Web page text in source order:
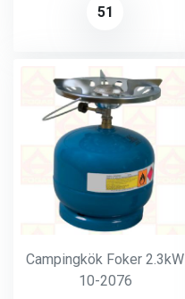
51
Campingkök Foker 2.3kW
10-2076